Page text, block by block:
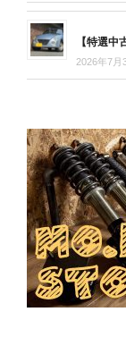
【特選
2026年7月